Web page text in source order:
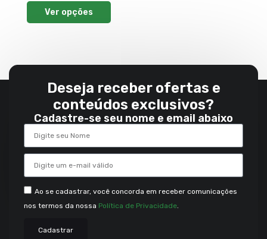
Ver opções
Deseja receber ofertas e
conteúdos exclusivos?
Cadastre-se seu nome e email abaixo
Ao se cadastrar, você concorda em receber comunicações
nos termos da nossa Política de Privacidade.
Cadastrar